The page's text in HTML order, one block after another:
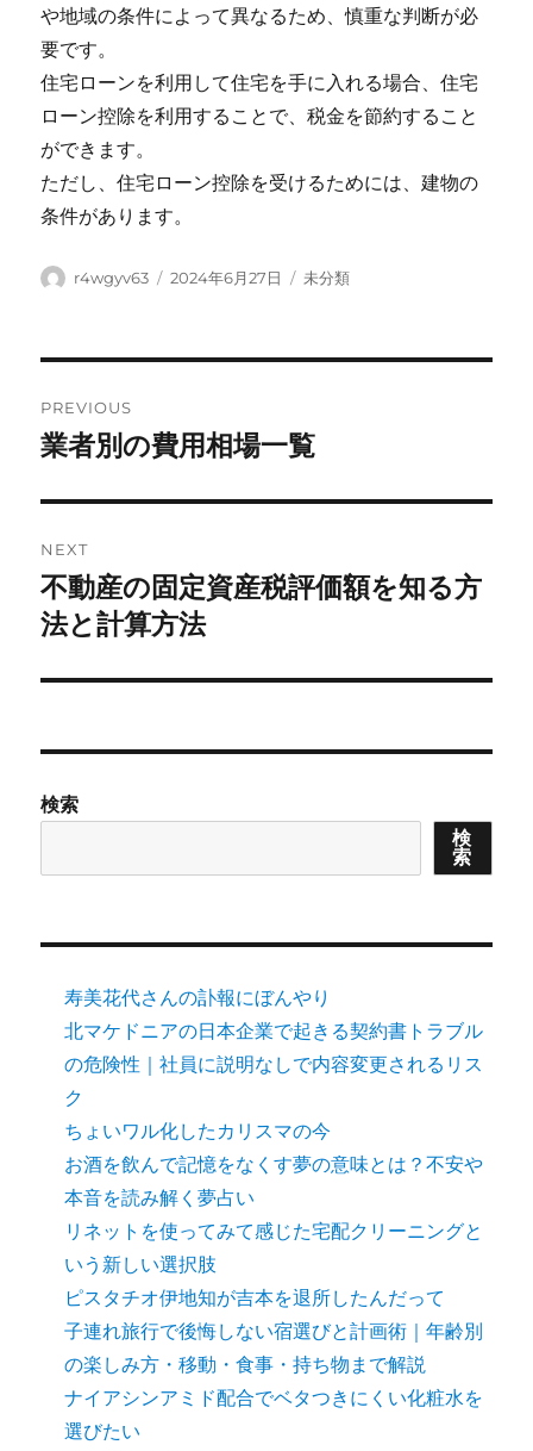
や地域の条件によって異なるため、慎重な判断が必
要です。
住宅ローンを利用して住宅を手に入れる場合、住宅
ローン控除を利用することで、税金を節約すること
ができます。
ただし、住宅ローン控除を受けるためには、建物の
条件があります。
Author
r4wgyv63
Posted
2024年6月27日 Categories
未分類
navigation
PREVIOUS
Previous
業者別の費用相場一覧
NEXT
Next
post:
不動産の固定資産税評価額を知る方
法と計算方法
検索
検
索
寿美花代さんの訃報にぼんやり
北マケドニアの日本企業で起きる契約書トラブル
の危険性｜社員に説明なしで内容変更されるリス
ク
ちょいワル化したカリスマの今
お酒を飲んで記憶をなくす夢の意味とは？不安や
本音を読み解く夢占い
リネットを使ってみて感じた宅配クリーニングと
いう新しい選択肢
ピスタチオ伊地知が吉本を退所したんだって
子連れ旅行で後悔しない宿選びと計画術｜年齢別
の楽しみ方・移動・食事・持ち物まで解説
ナイアシンアミド配合でベタつきにくい化粧水を
選びたい